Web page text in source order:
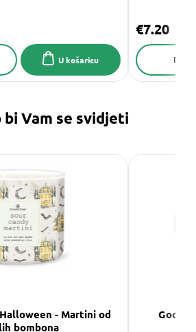
U košaricu
€7.20
bi Vam se svidjeti
- Martini od
bombona
Goose